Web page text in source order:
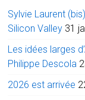
Sylvie Laurent
Silicon Valley 31
Les idées larges
Philippe Descola
2026 est arrivée